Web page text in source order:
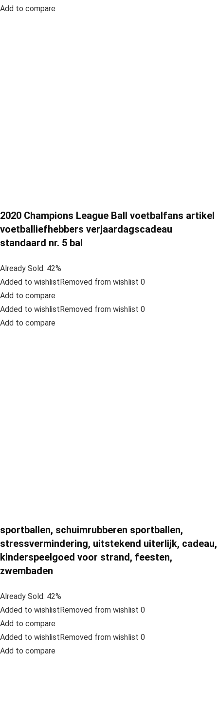
Add to compare
2020 Champions League Ball voetbalfans artikel
voetballiefhebbers verjaardagscadeau
standaard nr. 5 bal
Already Sold: 42%
Added to wishlistRemoved from wishlist 0
Add to compare
Added to wishlistRemoved from wishlist 0
Add to compare
sportballen, schuimrubberen sportballen,
stressvermindering, uitstekend uiterlijk, cadeau,
kinderspeelgoed voor strand, feesten,
zwembaden
Already Sold: 42%
Added to wishlistRemoved from wishlist 0
Add to compare
Added to wishlistRemoved from wishlist 0
Add to compare